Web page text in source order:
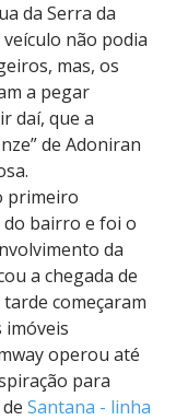
da Serra da
não podia
mas, os
a pegar
daí, que a
de Adoniran
primeiro
bairro e foi o
da
a chegada de
começaram
imóveis
operou até
para
Santana - linha